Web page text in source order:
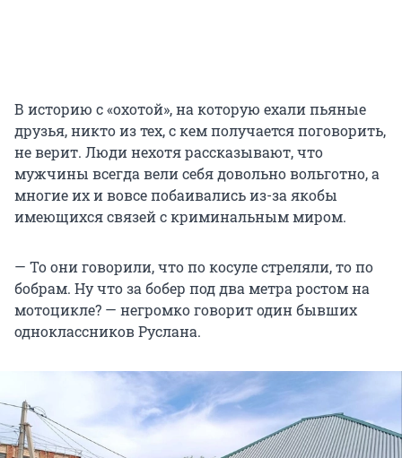
В историю с «охотой», на которую ехали пьяные
друзья, никто из тех, с кем получается поговорить,
не верит. Люди нехотя рассказывают, что
мужчины всегда вели себя довольно вольготно, а
многие их и вовсе побаивались из-за якобы
имеющихся связей с криминальным миром.
— То они говорили, что по косуле стреляли, то по
бобрам. Ну что за бобер под два метра ростом на
мотоцикле? — негромко говорит один бывших
одноклассников Руслана.